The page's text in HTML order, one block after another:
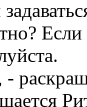
Если
-